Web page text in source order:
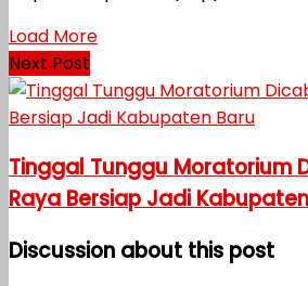
Load More
Next Post
Tinggal Tunggu Moratorium
Raya Bersiap Jadi
Discussion about this post